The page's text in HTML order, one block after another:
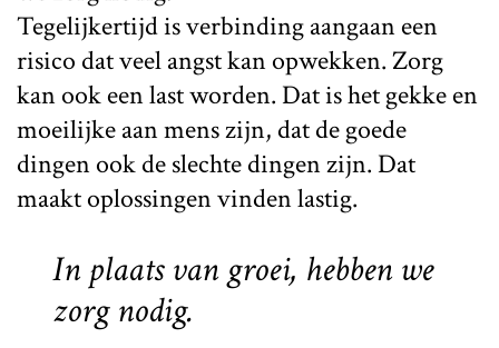
Tegelijkertijd is verbinding aangaan een
risico dat veel angst kan opwekken. Zorg
kan ook een last worden. Dat is het gekke en
moeilijke aan mens zijn, dat de goede
dingen ook de slechte dingen zijn. Dat
maakt oplossingen vinden lastig.
In plaats van groei, hebben we
zorg nodig.